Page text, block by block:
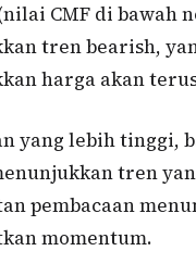
CMF di bawah
tren bearish,
harga akan
yang lebih tinggi,
tren
pembacaan
momentum.